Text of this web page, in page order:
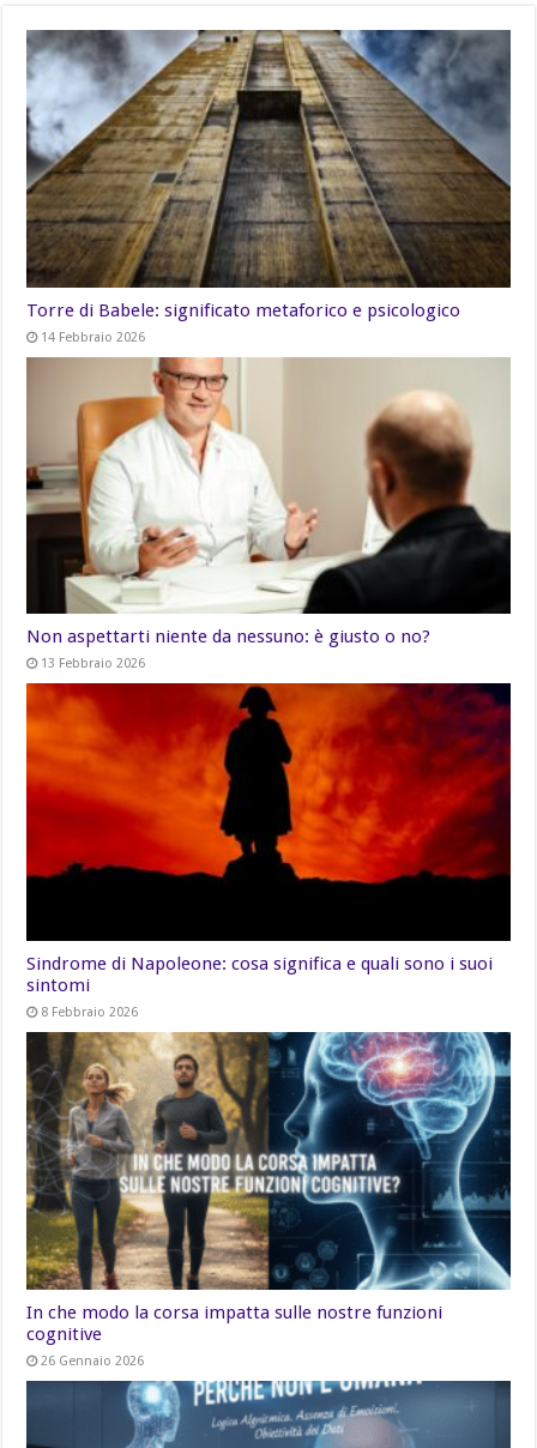
Torre di Babele: significato metaforico e psicologico
14 Febbraio 2026
Non aspettarti niente da nessuno: è giusto o no?
13 Febbraio 2026
Sindrome di Napoleone: cosa significa e quali sono i suoi
sintomi
8 Febbraio 2026
In che modo la corsa impatta sulle nostre funzioni
cognitive
26 Gennaio 2026